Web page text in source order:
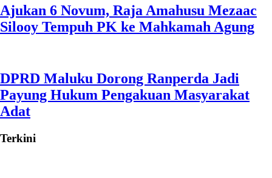
Ajukan 6 Novum, Raja Amahusu Mezaac
Silooy Tempuh PK ke Mahkamah Agung
DPRD Maluku Dorong Ranperda Jadi
Payung Hukum Pengakuan Masyarakat
Adat
Terkini